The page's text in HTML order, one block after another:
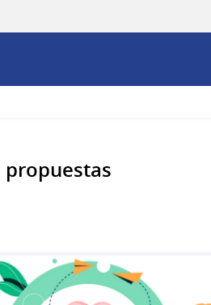
propuestas